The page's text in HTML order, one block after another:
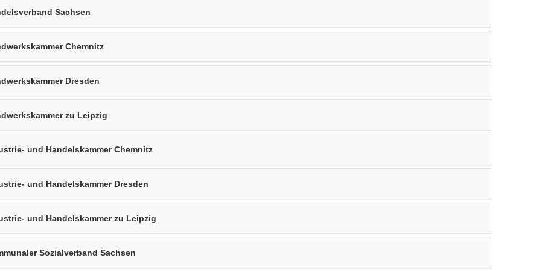
Sachsen
Chemnitz
Dresden
zu Leipzig
und Handelskammer Chemnitz
und Handelskammer Dresden
und Handelskammer zu Leipzig
Sozialverband Sachsen